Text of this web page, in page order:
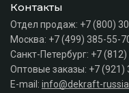
Контакты
Отдел продаж: +7 (800)
Москва: +7 (499) 385-55-
Санкт-Петербург: +7
Оптовые заказы: +7 (921)
E-mail: info@dekraft-